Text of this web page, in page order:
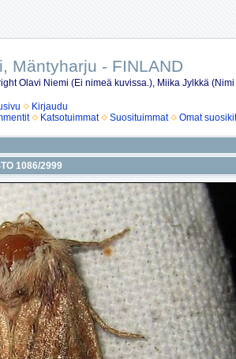
Mäntyharju - FINLAND
Olavi Niemi (Ei nimeä kuvissa.), Miika Jylkkä
Kirjaudu
Katsotuimmat Suosituimmat Omat suosikit
1086/2999